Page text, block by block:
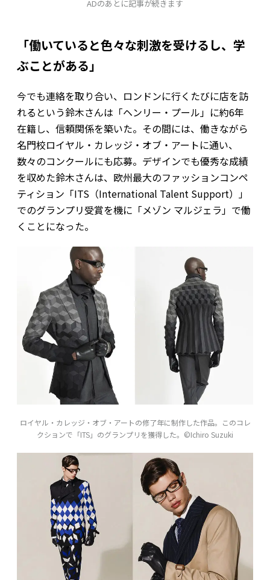
ADのあとに記事が続きます
「働いていると色々な刺激を受けるし、学
ぶことがある」
今でも連絡を取り合い、ロンドンに行くたびに店を訪
れるという鈴木さんは「ヘンリー・プール」に約6年
在籍し、信頼関係を築いた。その間には、働きながら
名門校ロイヤル・カレッジ・オブ・アートに通い、
数々のコンクールにも応募。デザインでも優秀な成績
を収めた鈴木さんは、欧州最大のファッションコンペ
ティション「ITS（International Talent Support）」
でのグランプリ受賞を機に「メゾン マルジェラ」で働
くことになった。
ロイヤル・カレッジ・オブ・アートの修了年に制作した作品。このコレ
クションで「ITS」のグランプリを獲得した。©Ichiro Suzuki